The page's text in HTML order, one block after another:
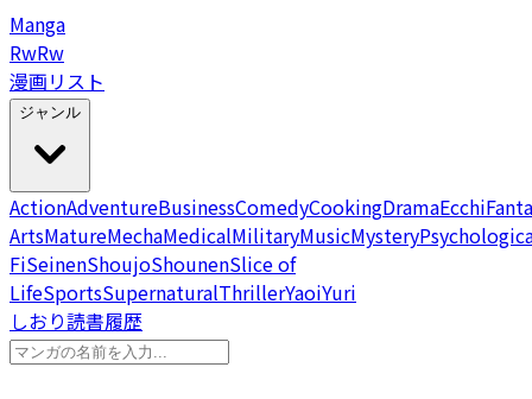
Manga
RwRw
漫画リスト
ジャンル
ActionAdventureBusinessComedyCookingDramaEcchi
ArtsMatureMechaMedicalMilitaryMusicMystery
FiSeinenShoujoShounenSlice of
LifeSportsSupernaturalThrillerYaoiYuri
しおり読書履歴